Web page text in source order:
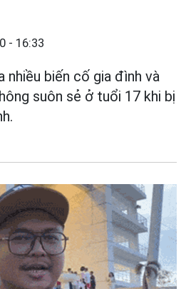
- 16:33
nhiều biến cố gia đình và
suôn sẻ ở tuổi 17 khi bị